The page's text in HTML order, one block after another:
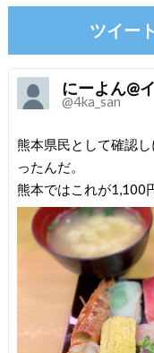
ツイー
にーよん@
@4ka_san
熊本県民として確認
ったんだ。
熊本ではこれが1,100